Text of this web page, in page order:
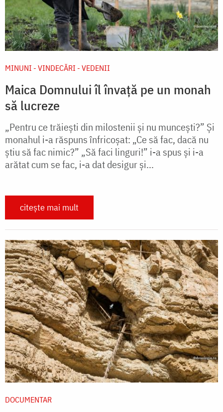
MINUNI - VINDECĂRI - VEDENII
Maica Domnului îl învață pe un monah
să lucreze
„Pentru ce trăiești din milostenii și nu muncești?” Și
monahul i-a răspuns înfricoșat: „Ce să fac, dacă nu
știu să fac nimic?” „Să faci linguri!” i-a spus și i-a
arătat cum se fac, i-a dat desigur și...
citește mai mult
DOCUMENTAR